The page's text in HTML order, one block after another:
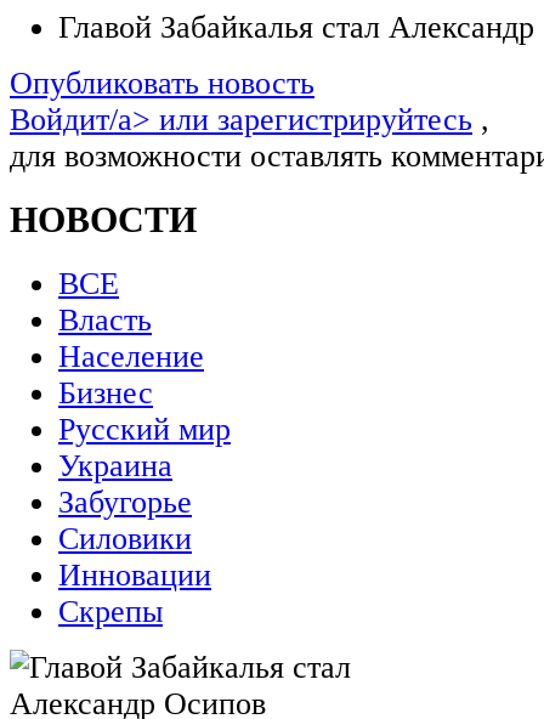
Главой Забайкалья стал
Опубликовать новость
Войдит/a> или зарегистрируйтесь ,
для возможности оставлять
НОВОСТИ
ВСЕ
Власть
Население
Бизнес
Русский мир
Украина
Забугорье
Силовики
Инновации
Скрепы